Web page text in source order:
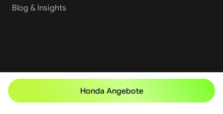
Honda Angebote
Blog & Insights